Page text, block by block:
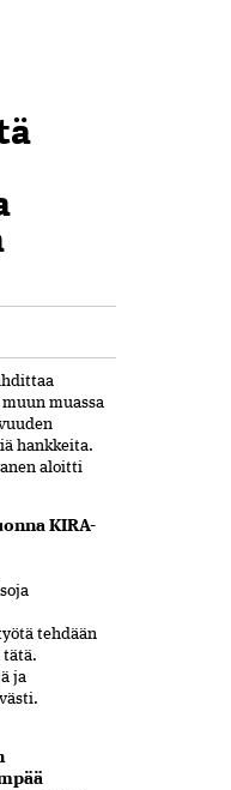
muassa
hankkeita.
aloitti
KIRA-
tehdään
tätä.
ja